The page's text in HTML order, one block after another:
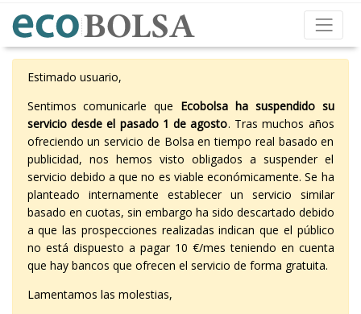
Estimado usuario,
Sentimos comunicarle que Ecobolsa ha suspendido su
servicio desde el pasado 1 de agosto. Tras muchos años
ofreciendo un servicio de Bolsa en tiempo real basado en
publicidad, nos hemos visto obligados a suspender el
servicio debido a que no es viable económicamente. Se ha
planteado internamente establecer un servicio similar
basado en cuotas, sin embargo ha sido descartado debido
a que las prospecciones realizadas indican que el público
no está dispuesto a pagar 10 €/mes teniendo en cuenta
que hay bancos que ofrecen el servicio de forma gratuita.
Lamentamos las molestias,